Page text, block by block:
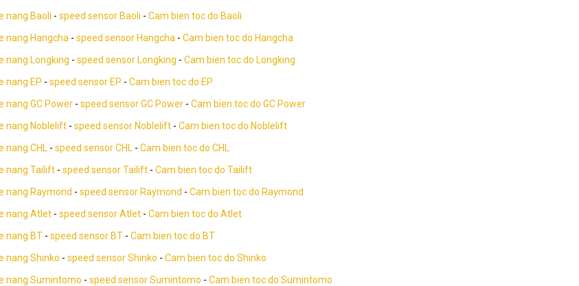
nang Baoli - speed sensor Baoli - Cam bien toc do Baoli
nang Hangcha - speed sensor Hangcha - Cam bien toc do Hangcha
nang Longking - speed sensor Longking - Cam bien toc do Longking
nang EP - speed sensor EP - Cam bien toc do EP
nang GC Power - speed sensor GC Power - Cam bien toc do GC Power
nang Noblelift - speed sensor Noblelift - Cam bien toc do Noblelift
nang CHL - speed sensor CHL - Cam bien toc do CHL
nang Tailift - speed sensor Tailift - Cam bien toc do Tailift
nang Raymond - speed sensor Raymond - Cam bien toc do Raymond
nang Atlet - speed sensor Atlet - Cam bien toc do Atlet
nang BT - speed sensor BT - Cam bien toc do BT
nang Shinko - speed sensor Shinko - Cam bien toc do Shinko
nang Sumintomo - speed sensor Sumintomo - Cam bien toc do Sumintomo